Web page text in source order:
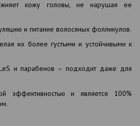
кожу головы, не нарушая ее
и питание волосяных фолликулов.
их более густыми и устойчивыми к
и парабенов – подходит даже для
эффективностью и является 100%